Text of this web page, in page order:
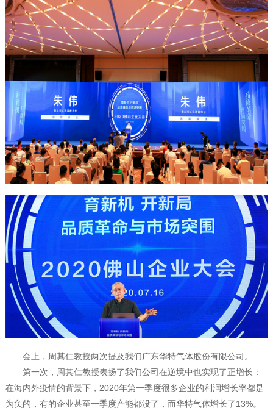
会上，周其仁教授两次提及我们广东华特气体股份有限公司。
第一次，周其仁教授表扬了我们公司在逆境中也实现了正增长：
在海内外疫情的背景下，2020年第一季度很多企业的利润增长率都是
为负的，有的企业甚至一季度产能都没了，而华特气体增长了13%。